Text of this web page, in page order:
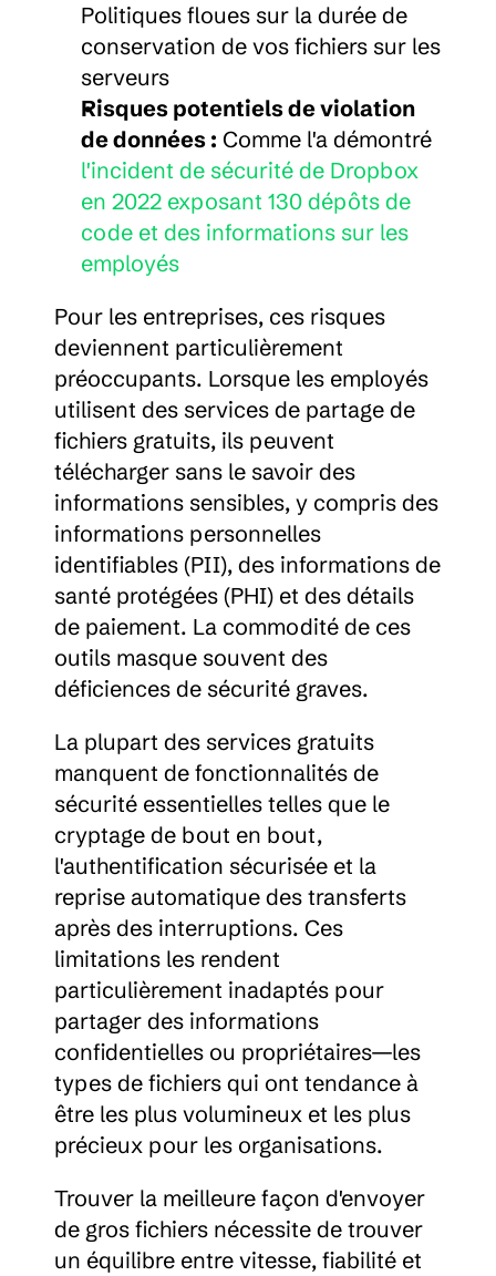
Politiques floues sur la durée de
conservation de vos fichiers sur les
serveurs
Risques potentiels de violation
de données :
l'incident de sécurité de Dropbox
en 2022 exposant 130 dépôts de
code et des informations sur les
employés
Pour les entreprises, ces risques
deviennent particulièrement
préoccupants. Lorsque les employés
utilisent des services de partage de
fichiers gratuits, ils peuvent
télécharger sans le savoir des
informations sensibles, y compris des
informations personnelles
identifiables (PII), des informations de
santé protégées (PHI) et des détails
de paiement. La commodité de ces
outils masque souvent des
déficiences de sécurité graves.
La plupart des services gratuits
manquent de fonctionnalités de
sécurité essentielles telles que le
cryptage de bout en bout,
l'authentification sécurisée et la
reprise automatique des transferts
après des interruptions. Ces
limitations les rendent
particulièrement inadaptés pour
partager des informations
confidentielles ou propriétaires—les
types de fichiers qui ont tendance à
être les plus volumineux et les plus
précieux pour les organisations.
Trouver la meilleure façon d'envoyer
de gros fichiers nécessite de trouver
un équilibre entre vitesse, fiabilité et